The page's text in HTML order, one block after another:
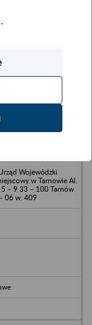
Przedsiębiorstwo
Wojewódzki
w Tarnowie Al.
– 9 33 – 100 Tarnów
06 w. 409